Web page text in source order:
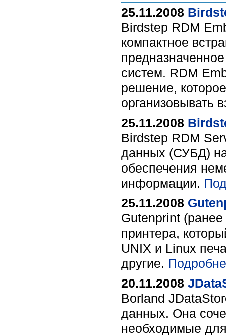
25.11.2008
Birdstep RDM
компактное
систем. RDM
решение,
организовывать
25.11.2008
Birdstep RDM
данных (СУБД) на
обеспечения
информации.
25.11.2008
Gutenprint
принтера,
UNIX и Linux
другие.
20.11.2008
Borland
данных. Она
необходимые